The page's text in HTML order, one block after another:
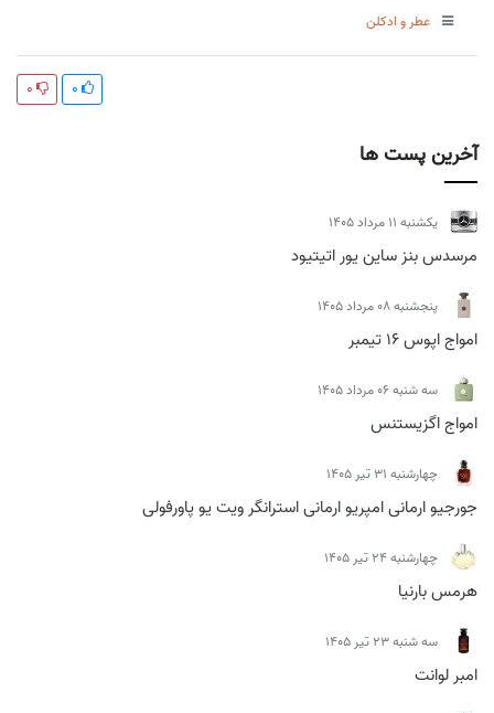
آخرین پست ها
يكشنبه 11 مرداد 1405
مرسدس بنز ساین یور اتیتیود
پنجشنبه 08 مرداد 1405
امواج اپوس 16 تیمبر
سه شنبه 06 مرداد 1405
امواج اگزیستنس
چهارشنبه 31 تیر 1405
جورجیو ارمانی امپریو ارمانی استرانگر ویت یو پاورفولی
چهارشنبه 24 تیر 1405
هرمس بارنیا
سه شنبه 23 تیر 1405
امبر لوانت
عطر و ادکلن